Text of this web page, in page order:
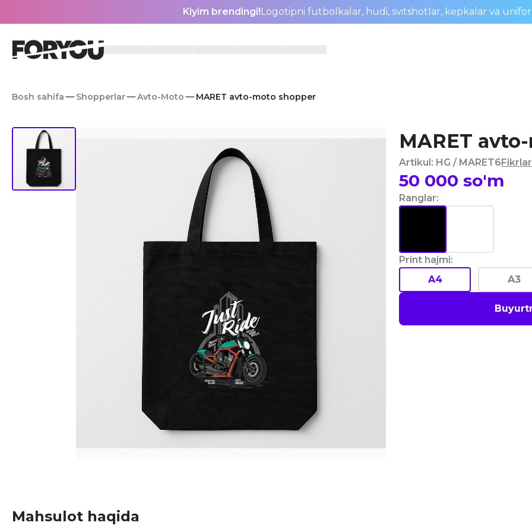
Kiyim brendingi!Logotipni futbolkalar, hudi, svitshotlar, kepkalar va
Bosh sahifa Shopperlar Avto-Moto MARET avto-moto shopper
MARET
Artikul: HG / MARET6Fikrlar
50 000 so'm
Ranglar:
Print hajmi:
A4
A3
Mahsulot haqida